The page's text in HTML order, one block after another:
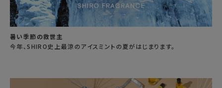
暑い季節の救世主
今年、SHIRO史上最涼のアイスミントの夏がはじまります。